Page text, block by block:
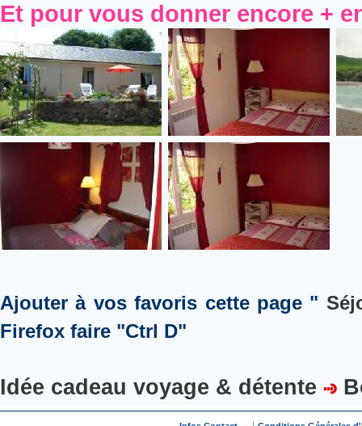
Et pour vous donner encore +
Ajouter à vos favoris cette page "
Firefox faire "Ctrl D"
Idée cadeau voyage & détente